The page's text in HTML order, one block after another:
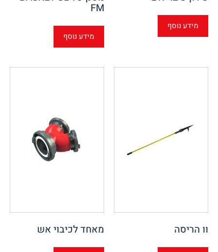
מידע נוסף
FM
מידע נוסף
וו הריסה מאחד לכיבוי אש